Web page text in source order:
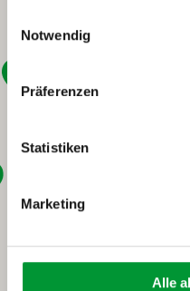
Datenschutzerklärung
Notwendig
Präferenzen
Statistiken
Marketing
Alle